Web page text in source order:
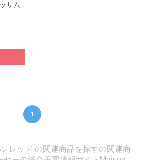
サム
1
レッド の関連商品を探すの関連商